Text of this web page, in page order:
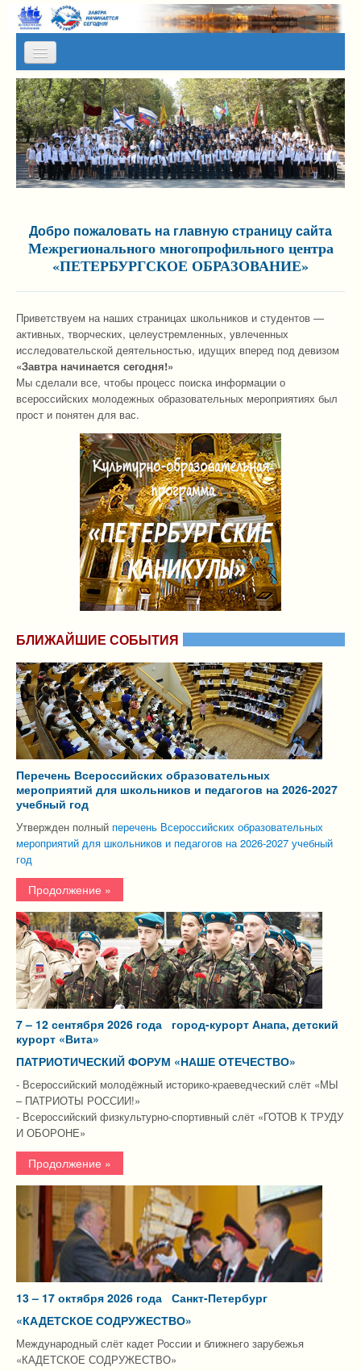
Skip to content
Skip to navigation
О НАС
КАЛЕНДАРЬ МЕРОПРИЯТИЙ
ПРЕСС-СЛУЖБА
АЛЬМАНАХ МИР
ОТЗЫВЫ
Добро пожаловать на главную страницу сайта
Межрегионального многопрофильного центра
«ПЕТЕРБУРГСКОЕ ОБРАЗОВАНИЕ»
Приветствуем на наших страницах школьников и студентов —
активных, творческих, целеустремленных, увлеченных
исследовательской деятельностью, идущих вперед под девизом
«Завтра начинается сегодня!»
Мы сделали все, чтобы процесс поиска информации о
всероссийских молодежных образовательных мероприятиях был
прост и понятен для вас.
БЛИЖАЙШИЕ СОБЫТИЯ
Перечень Всероссийских образовательных
мероприятий для школьников и педагогов на 2026-2027
учебный год
Утвержден полный перечень Всероссийских образовательных
мероприятий для школьников и педагогов на 2026-2027 учебный
год
Продолжение »
7 – 12 сентября 2026 года город-курорт Анапа, детский
курорт «Вита»
ПАТРИОТИЧЕСКИЙ ФОРУМ «НАШЕ ОТЕЧЕСТВО»
- Всероссийский молодёжный историко-краеведческий слёт «МЫ
– ПАТРИОТЫ РОССИИ!»
- Всероссийский физкультурно-спортивный слёт «ГОТОВ К ТРУДУ
И ОБОРОНЕ»
Продолжение »
13 – 17 октября 2026 года Санкт-Петербург
«КАДЕТСКОЕ СОДРУЖЕСТВО»
Международный слёт кадет России и ближнего зарубежья
«КАДЕТСКОЕ СОДРУЖЕСТВО»